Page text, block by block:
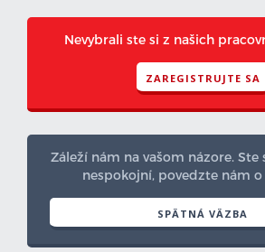
Nevybrali ste si z našich
ZAREGISTRUJTE SA
Záleží nám na vašom názore.
nespokojní, povedzte nám
SPÄTNÁ VÄZBA